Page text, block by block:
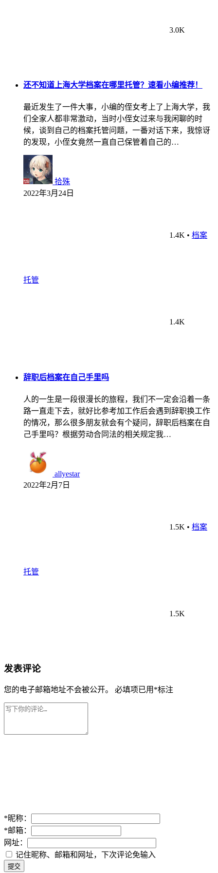
3.0K
还不知道上海大学档案在哪里托管？速看小编推荐！
最近发生了一件大事，小编的侄女考上了上海大学，我
们全家人都非常激动，当时小侄女过来与我闲聊的时
候，谈到自己的档案托管问题，一番对话下来，我惊讶
的发现，小侄女竟然一直自己保管着自己的…
拾殊
2022年3月24日
1.4K • 档案
托管
1.4K
辞职后档案在自己手里吗
人的一生是一段很漫长的旅程，我们不一定会沿着一条
路一直走下去，就好比参考加工作后会遇到辞职换工作
的情况，那么很多朋友就会有个疑问，辞职后档案在自
己手里吗？根据劳动合同法的相关规定我…
allyestar
2022年2月7日
1.5K • 档案
托管
1.5K
发表评论
您的电子邮箱地址不会被公开。 必填项已用 *标注
*昵称：
*邮箱：
网址：
记住昵称、邮箱和网址，下次评论免输入
提交